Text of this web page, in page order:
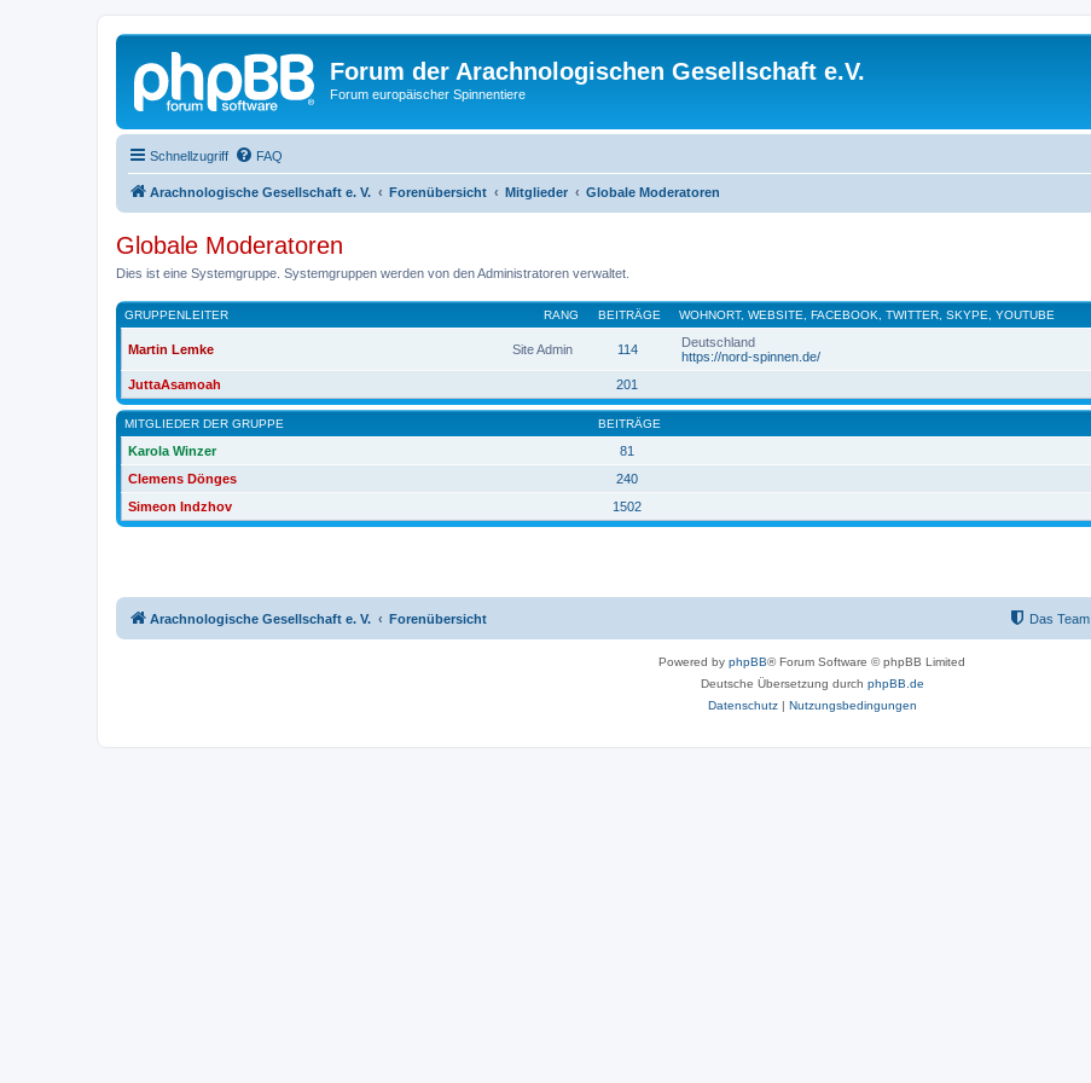
Forum der Arachnologischen Gesellschaft e.V.
Forum europäischer Spinnentiere
Schnellzugriff FAQ
Arachnologische Gesellschaft e. V. Forenübersicht Mitglieder Globale Moderatoren
Globale Moderatoren
Dies ist eine Systemgruppe. Systemgruppen werden von den Administratoren verwaltet.
RANG
GRUPPENLEITER BEITRÄGE WOHNORT, WEBSITE, FACEBOOK, TWITTER, SKYPE, YOUTUBE
Site Admin
Martin Lemke 114
Deutschland
https://nord-spinnen.de/
JuttaAsamoah 201
MITGLIEDER DER GRUPPE BEITRÄGE
Karola Winzer 81
Clemens Dönges
240
Simeon Indzhov
1502
Arachnologische Gesellschaft e. V. Forenübersicht Das Team
Powered by phpBB® Forum Software © phpBB Limited
Deutsche Übersetzung durch phpBB.de
Datenschutz| Nutzungsbedingungen